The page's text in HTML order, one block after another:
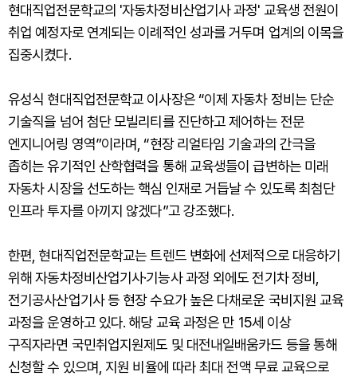
현대직업전문학교의 '자동차정비산업기사 과정' 교육생 전원이
취업 예정자로 연계되는 이례적인 성과를 거두며 업계의 이목을
집중시켰다.
유성식 현대직업전문학교 이사장은 “이제 자동차 정비는 단순
기술직을 넘어 첨단 모빌리티를 진단하고 제어하는 전문
엔지니어링 영역”이라며, “현장 리얼타임 기술과의 간극을
좁히는 유기적인 산학협력을 통해 교육생들이 급변하는 미래
자동차 시장을 선도하는 핵심 인재로 거듭날 수 있도록 최첨단
인프라 투자를 아끼지 않겠다”고 강조했다.
한편, 현대직업전문학교는 트렌드 변화에 선제적으로 대응하기
위해 자동차정비산업기사·기능사 과정 외에도 전기차 정비,
전기공사산업기사 등 현장 수요가 높은 다채로운 국비지원 교육
과정을 운영하고 있다. 해당 교육 과정은 만 15세 이상
구직자라면 국민취업지원제도 및 대전내일배움카드 등을 통해
신청할 수 있으며, 지원 비율에 따라 최대 전액 무료 교육으로